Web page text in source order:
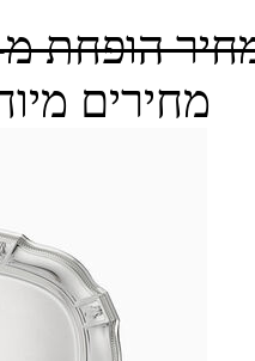
הופחת
מחירים